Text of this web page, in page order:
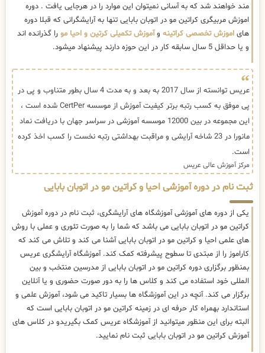
مند خواهند شد که به آسانی نمیتوان این موارد را در هرجایی یافت . دوره
اموزش مربیگری کراتین مو در اتوبان بابایی تنها به آرایشگرانی که قبلا دوره
های اموزش تخصصی کراتینه وآموزش تکمیلی کرتین و احیا مو را گذرانده اند
و یا حداقل 5 سال سابقه کار در این حوزه دارند پیشنهاد میشود.
عریس توانسته از سال 2017 به بعد و به مدت 4 سال بطور متناوب و پی در
پی موفق به کسب رتبه برتر کیفیت آموزش از موسسه CertPer شده است ،
این مجموعه در بین 12000 موسسه آموزشی در سراسر جهان با دریافت نماد
مانورا در 23 شاخه آرایشی و مراقبت بهداشتی رتبه نخست را کسب اخذ کرده
است.
مرکز آموزش عالی عریس
ثبت نام در دوره آموزشی احیا و کراتین مو در اتوبان بابایی
یکی از دوره های آموزشی آموزشگاه های آرایشگری، ثبت نام در دوره آموزش
کراتین مو در اتوبان بابایی می باشد که شما را به صورت تئوری و عملی با روش
های علمی احیا و کراتین مو در اتوبان بابایی آشنا می کند و تلاش می کند که
کاراموز را از مبتدی تا سطوح پیشرفته کمک کند. آموزشگاه آرایشگری عریس
بمنظور برگزاری دوره کراتین مو در اتوبان بابایی از مدرسین منتخب و بین
المللی خود استفاده می کند و کلاس ها را به دور صورت حضوری و یا آنلاین
برگزار می کند. آنچه در این آموزشگاه ها بسیار تاکید می شود، آموزش علمی و
استاندارد بهمراه کار حرفه ای در زمینه کراتین مو در اتوبان بابایی است که
البته برای این منظور میتوانید از آموزشگاه عریس کمک بگیریدو در کلاس های
آموزش کراتین مو در اتوبان بابایی ثبت نام نمایید.